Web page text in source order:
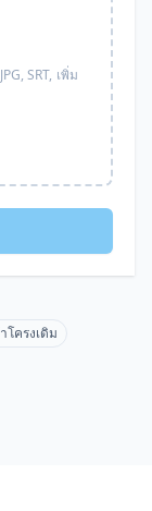
SRT, เพิ่ม
โครงเดิม